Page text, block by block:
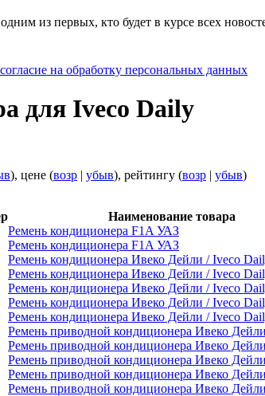
из первых, кто будет в курсе всех
согласие на обработку персональных данных
для Iveco Daily
), цене (возр | убыв), рейтингу (возр | убыв)
Наименование товара
Ремень кондиционера F1A УАЗ
Ремень кондиционера F1A УАЗ
Ремень кондиционера Ивеко Дейли / Iveco
Ремень кондиционера Ивеко Дейли / Iveco
Ремень кондиционера Ивеко Дейли / Iveco
Ремень кондиционера Ивеко Дейли / Iveco
Ремень кондиционера Ивеко Дейли / Iveco
Ремень приводной кондиционера Ивеко
Ремень приводной кондиционера Ивеко
Ремень приводной кондиционера Ивеко
Ремень приводной кондиционера Ивеко
Ремень приводной кондиционера Ивеко